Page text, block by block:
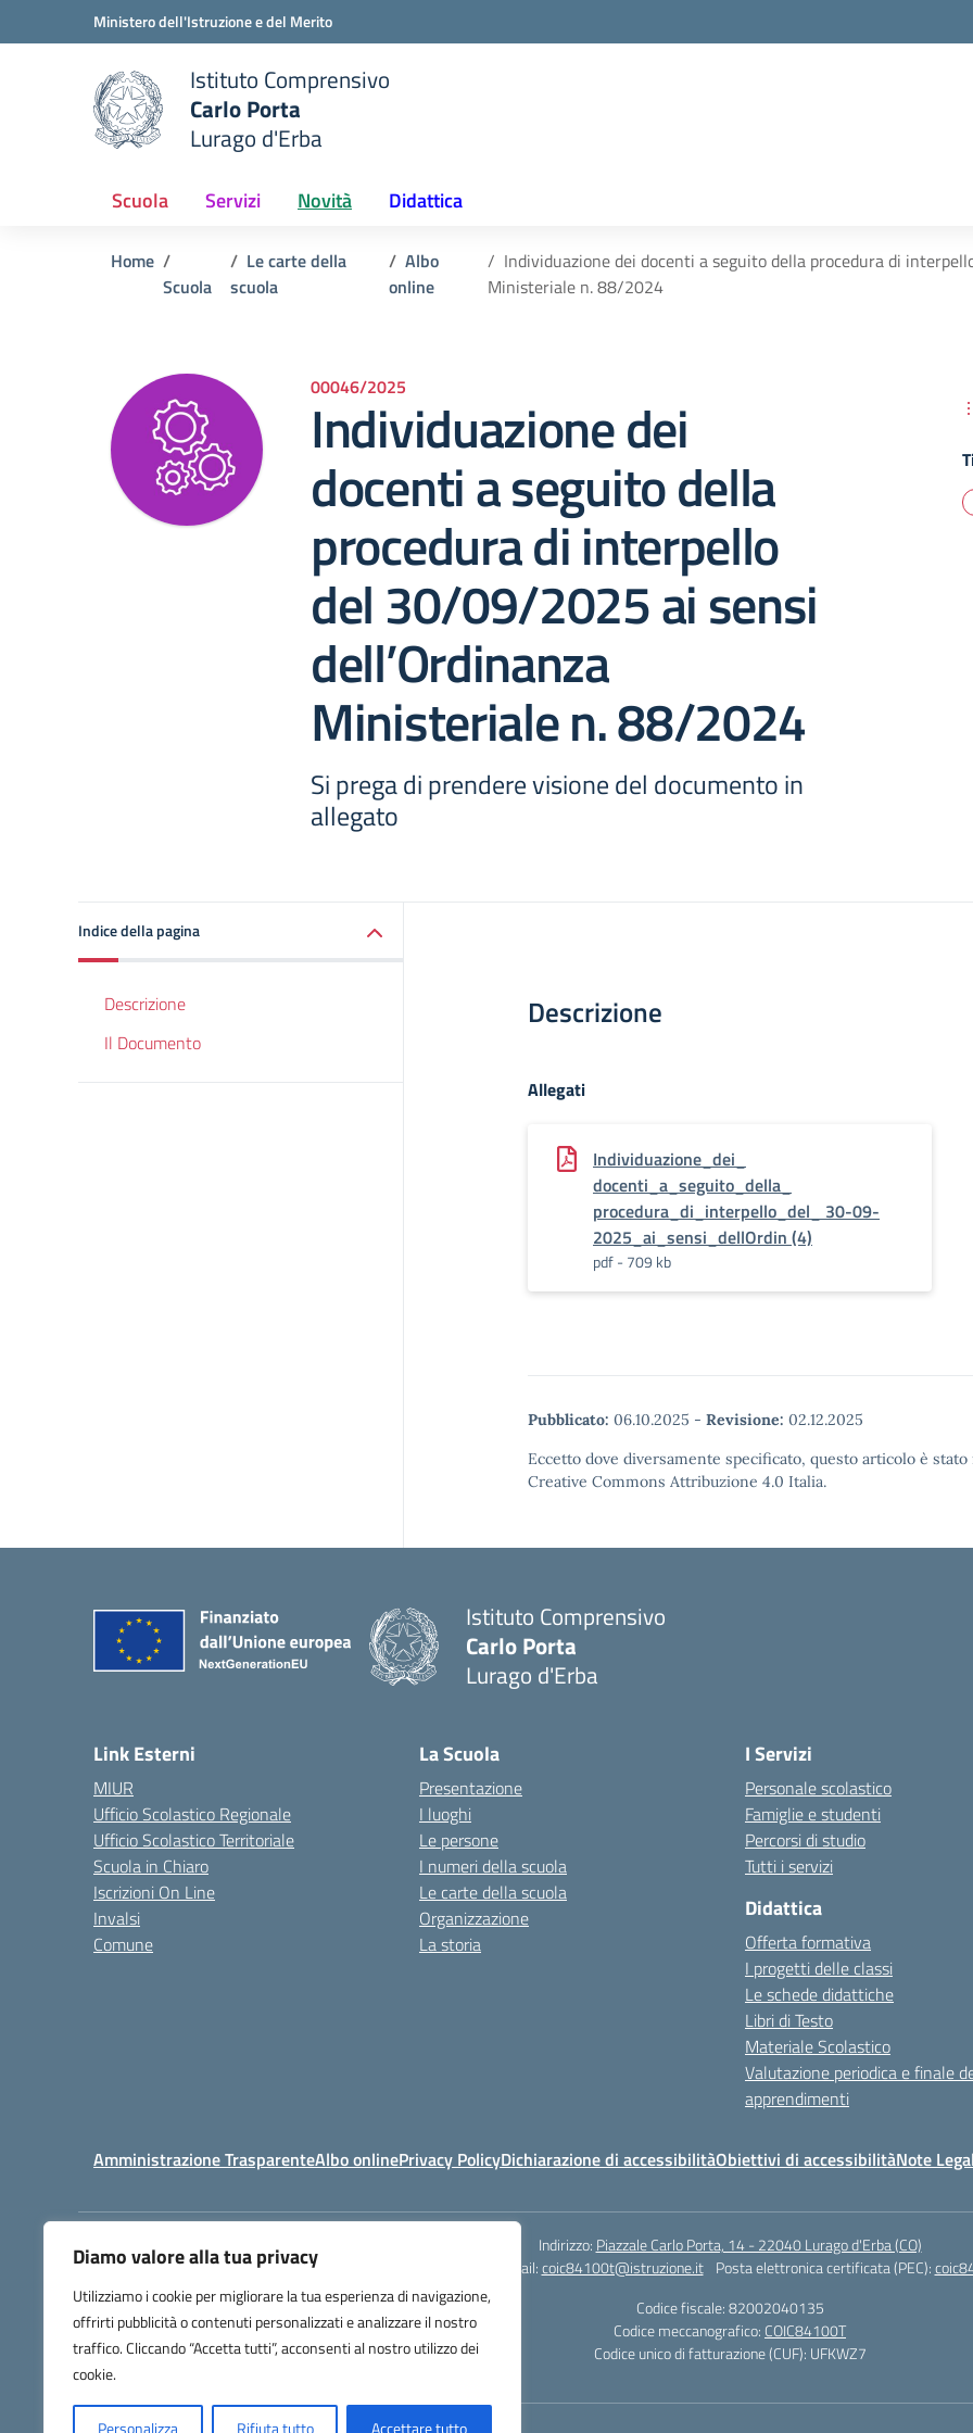
Diamo valore alla tua privacy
Utilizziamo i cookie per migliorare la tua esperienza di navigazione,
offrirti pubblicità o contenuti personalizzati e analizzare il nostro
traffico. Cliccando “Accetta tutti”, acconsenti al nostro utilizzo dei
cookie.
Personalizza Rifiuta tutto Accettare tutto
Vai ai contenuti
Vai al menu di navigazioneMinistero dell'Istruzione e del Merito
scuola
Istituto Comprensivo
Carlo Porta
Lurago d'Erba
Scuola Servizi Novità Didattica
Home
Scuola
Le carte della
scuola
Albo
online
Individuazione dei docenti a seguito della procedura di
Ministeriale n. 88/2024
00046/2025
Individuazione dei
docenti a seguito della
procedura di interpello
del 30/09/2025 ai sensi
dell’Ordinanza
Ministeriale n. 88/2024
Si prega di prendere visione del documento in
allegato
Indice della pagina
Descrizione
Il Documento
Descrizione
Allegati
Individuazione_dei_
docenti_a_seguito_della_
procedura_di_interpello_del_ 30-09-
2025_ai_sensi_dellOrdin (4)
pdf - 709 kb
Pubblicato: 06.10.2025 - Revisione: 02.12.2025
Eccetto dove diversamente specificato, questo articolo è
Creative Commons Attribuzione 4.0 Italia.
Istituto Comprensivo
Carlo Porta
Lurago d'Erba
Link Esterni
MIUR
Ufficio Scolastico Regionale
Ufficio Scolastico Territoriale
Scuola in Chiaro
Iscrizioni On Line
Invalsi
Comune
La Scuola
Presentazione
I luoghi
Le persone
I numeri della scuola
Le carte della scuola
Organizzazione
La storia
I Servizi
Personale scolastico
Famiglie e studenti
Percorsi di studio
Tutti i servizi
Didattica
Offerta formativa
I progetti delle classi
Le schede didattiche
Libri di Testo
Materiale Scolastico
Valutazione periodica e finale
apprendimenti
Amministrazione TrasparenteAlbo onlinePrivacy PolicyDichiarazione di accessibilitàObiettivi di accessibilitàNote
Indirizzo: Piazzale Carlo Porta, 14 - 22040 Lurago d'Erba (CO)
Email:coic84100t@istruzione.it Posta elettronica certificata (PEC):
Codice fiscale: 82002040135
Codice meccanografico: COIC84100T
Codice unico di fatturazione (CUF): UFKWZ7